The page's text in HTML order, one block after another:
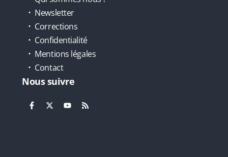
Newsletter
Corrections
Confidentialité
Mentions légales
Contact
Nous suivre